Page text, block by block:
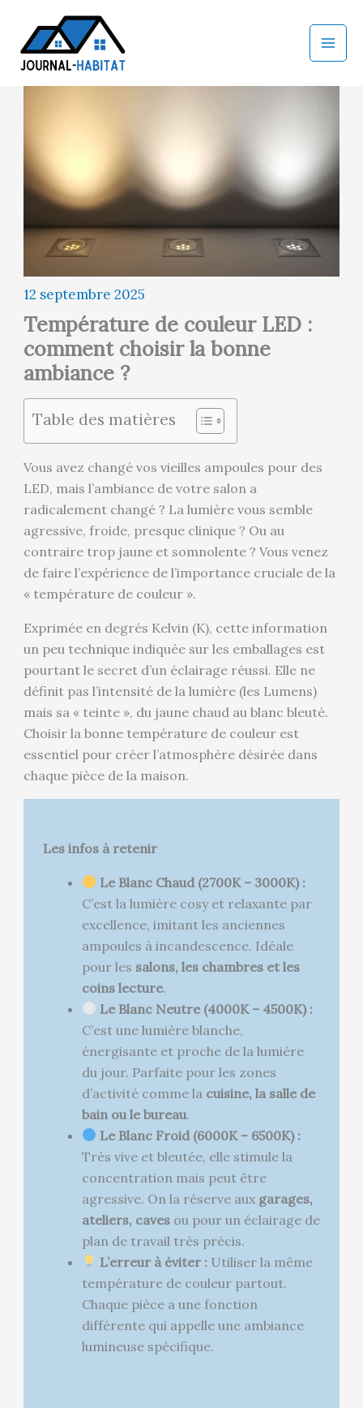
contenu
12 septembre 2025
Température de couleur LED :
comment choisir la bonne
ambiance ?
Table des matières
Vous avez changé vos vieilles ampoules pour des
LED, mais l’ambiance de votre salon a
radicalement changé ? La lumière vous semble
agressive, froide, presque clinique ? Ou au
contraire trop jaune et somnolente ? Vous venez
de faire l’expérience de l’importance cruciale de la
« température de couleur ».
Exprimée en degrés Kelvin (K), cette information
un peu technique indiquée sur les emballages est
pourtant le secret d’un éclairage réussi. Elle ne
définit pas l’intensité de la lumière (les Lumens)
mais sa « teinte », du jaune chaud au blanc bleuté.
Choisir la bonne température de couleur est
essentiel pour créer l’atmosphère désirée dans
chaque pièce de la maison.
Les infos à retenir
Le Blanc Chaud (2700K – 3000K) :
C’est la lumière cosy et relaxante par
excellence, imitant les anciennes
ampoules à incandescence. Idéale
pour les salons, les chambres et les
coins lecture.
Le Blanc Neutre (4000K – 4500K) :
C’est une lumière blanche,
énergisante et proche de la lumière
du jour. Parfaite pour les zones
d’activité comme la cuisine, la salle de
bain ou le bureau.
Le Blanc Froid (6000K – 6500K) :
Très vive et bleutée, elle stimule la
concentration mais peut être
agressive. On la réserve aux garages,
ateliers, cavesou pour un éclairage de
plan de travail très précis.
L’erreur à éviter : Utiliser la même
température de couleur partout.
Chaque pièce a une fonction
différente qui appelle une ambiance
lumineuse spécifique.